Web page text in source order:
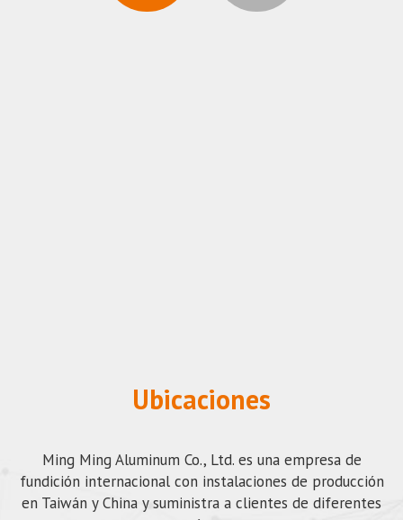
Ubicaciones
Ming Ming Aluminum Co., Ltd. es una empresa de
fundición internacional con instalaciones de producción
en Taiwán y China y suministra a clientes de diferentes